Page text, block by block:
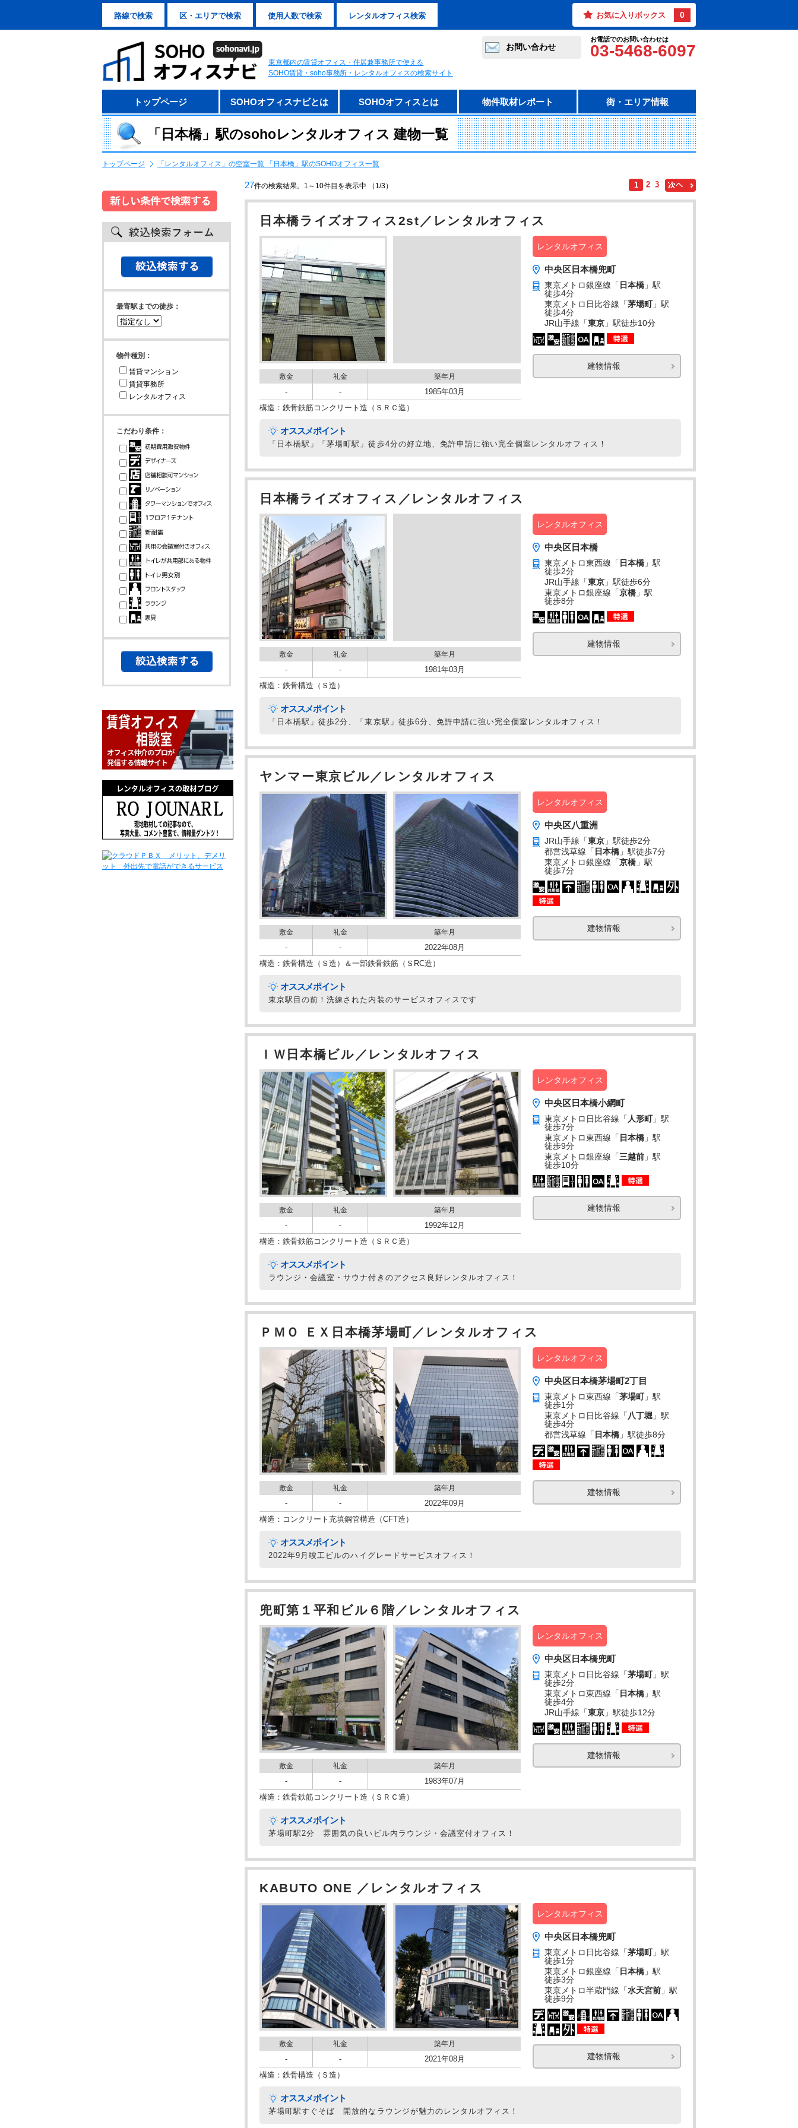
路線で検索 区・エリアで検索 使用人数で検索 レンタルオフィス検索 お気に入りボックス 0
東京都内の賃貸オフィス・住居兼事務所で使える
SOHO賃貸・soho事務所・レンタルオフィスの検索サイト
お電話でのお問い合わせは
03-5468-6097
お問い合わせ
トップページ SOHOオフィスナビとは SOHOオフィスとは 物件取材レポート 街・エリア情報
「日本橋」駅のsohoレンタルオフィス 建物一覧
トップページ 「レンタルオフィス」の空室一覧 「日本橋」駅のSOHOオフィス一覧
27件の検索結果。1～10件目を表示中 （1/3） 1 2 3
日本橋ライズオフィス2st／レンタルオフィス
敷金 礼金 築年月
- -
1985年03月
構造：鉄骨鉄筋コンクリート造（ＳＲＣ造）
レンタルオフィス
中央区日本橋兜町
東京メトロ銀座線「 日本橋 」駅
徒歩4分
東京メトロ日比谷線「茅場町」駅
徒歩4分
JR山手線「東京 」駅徒歩10分
建物情報
オススメポイント
「日本橋駅」「茅場町駅」徒歩4分の好立地、免許申請に強い完全個室レンタルオフィス！
日本橋ライズオフィス／レンタルオフィス
敷金 礼金 築年月
- -
1981年03月
構造：鉄骨構造（Ｓ造）
レンタルオフィス
中央区日本橋
東京メトロ東西線「 日本橋 」駅
徒歩2分
JR山手線「東京 」駅徒歩6分
東京メトロ銀座線「京橋 」駅
徒歩8分
建物情報
オススメポイント
「日本橋駅」徒歩2分、「東京駅」徒歩6分、免許申請に強い完全個室レンタルオフィス！
ヤンマー東京ビル／レンタルオフィス
敷金 礼金 築年月
- -
2022年08月
構造：鉄骨構造（Ｓ造）＆一部鉄骨鉄筋（ＳRC造）
レンタルオフィス
中央区八重洲
JR山手線「東京 」駅徒歩2分
都営浅草線「 日本橋 」駅徒歩7分
東京メトロ銀座線「京橋 」駅
徒歩7分
建物情報
オススメポイント
東京駅目の前！洗練された内装のサービスオフィスです
ＩＷ日本橋ビル／レンタルオフィス
敷金 礼金 築年月
- -
1992年12月
構造：鉄骨鉄筋コンクリート造（ＳＲＣ造）
レンタルオフィス
中央区日本橋小網町
東京メトロ日比谷線「 人形町」駅
徒歩7分
東京メトロ東西線「 日本橋 」駅
徒歩9分
東京メトロ銀座線「三越前 」駅
徒歩10分
建物情報
オススメポイント
ラウンジ・会議室・サウナ付きのアクセス良好レンタルオフィス！
ＰＭＯ ＥＸ日本橋茅場町／レンタルオフィス
敷金 礼金 築年月
- -
2022年09月
構造：コンクリート充填鋼管構造（CFT造）
レンタルオフィス
中央区日本橋茅場町2丁目
東京メトロ東西線「茅場町」駅
徒歩1分
東京メトロ日比谷線「 八丁堀 」駅
徒歩4分
都営浅草線「 日本橋 」駅徒歩8分
建物情報
オススメポイント
2022年9月竣工ビルのハイグレードサービスオフィス！
兜町第１平和ビル６階／レンタルオフィス
敷金 礼金 築年月
- -
1983年07月
構造：鉄骨鉄筋コンクリート造（ＳＲＣ造）
レンタルオフィス
中央区日本橋兜町
東京メトロ日比谷線「茅場町」駅
徒歩2分
東京メトロ東西線「 日本橋 」駅
徒歩4分
JR山手線「東京 」駅徒歩12分
建物情報
オススメポイント
茅場町駅2分 雰囲気の良いビル内ラウンジ・会議室付オフィス！
KABUTO ONE ／レンタルオフィス
敷金 礼金 築年月
- -
2021年08月
構造：鉄骨構造（Ｓ造）
レンタルオフィス
中央区日本橋兜町
東京メトロ日比谷線「茅場町」駅
徒歩1分
東京メトロ銀座線「 日本橋 」駅
徒歩3分
東京メトロ半蔵門線「水天宮前 」駅
徒歩9分
建物情報
オススメポイント
茅場町駅すぐそば 開放的なラウンジが魅力のレンタルオフィス！
最寄駅までの徒歩：
物件種別：
賃貸マンション
賃貸事務所
レンタルオフィス
こだわり条件：